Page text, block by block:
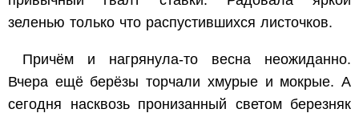
зеленью только что распустившихся листочков.
Причём и нагрянула-то весна неожиданно.
Вчера ещё берёзы торчали хмурые и мокрые. А
сегодня насквозь пронизанный светом березняк